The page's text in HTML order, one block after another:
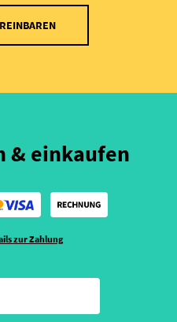
& einkaufen
zur Zahlung